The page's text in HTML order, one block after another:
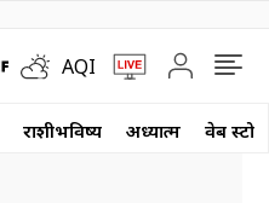
AQI
राशीभविष्य अध्यात्म वेब